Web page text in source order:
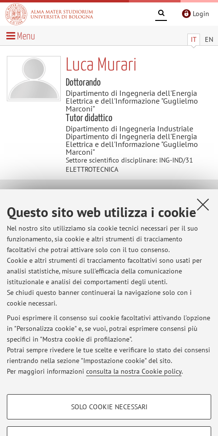
Questo sito web utilizza i cookie
Nel nostro sito utilizziamo sia cookie tecnici necessari per il suo
funzionamento, sia cookie e altri strumenti di tracciamento
facoltativi che potrai attivare solo con il tuo consenso.
Cookie e altri strumenti di tracciamento facoltativi sono usati per
analisi statistiche, misure sull'efficacia della comunicazione
istituzionale e analisi dei comportamenti degli utenti.
Se chiudi questo banner continuerai la navigazione solo con i
cookie necessari.
Puoi esprimere il consenso sui cookie facoltativi attivando l'opzione
in "Personalizza cookie" e, se vuoi, potrai esprimere consensi più
specifici in "Mostra cookie di profilazione".
Potrai sempre rivedere le tue scelte e verificare lo stato dei consensi
rientrando nella sezione "Impostazione cookie" del sito.
Per maggiori informazioni consulta la nostra Cookie policy.
COOKIE DI PROFILAZIONE - FACOLTATIVI
SOLO COOKIE NECESSARI
Login
IT EN
Menu
Luca Murari
Dottorando
Dipartimento di Ingegneria dell'Energia
Elettrica e dell'Informazione "Guglielmo
Marconi"
Tutor didattico
Dipartimento di Ingegneria Industriale
Dipartimento di Ingegneria dell'Energia
Elettrica e dell'Informazione "Guglielmo
Marconi"
Settore scientifico disciplinare: ING-IND/31
ELETTROTECNICA
E-mail: luca.murari2@unibo.it
Dipartimento di Ingegneria dell'Energia Elettrica e
dell'Informazione "Guglielmo Marconi"
Viale del Risorgimento 2, Bologna -
Vai alla mappa
Ultimi avvisi
Al momento non sono presenti avvisi.
Area riservata
Accedi tramiteloginper gestire tutti i contenuti del sito.